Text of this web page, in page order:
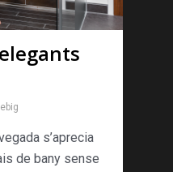
s’aprecia
de bany sense